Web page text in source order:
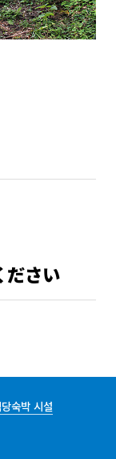
ださい
숙박 시설